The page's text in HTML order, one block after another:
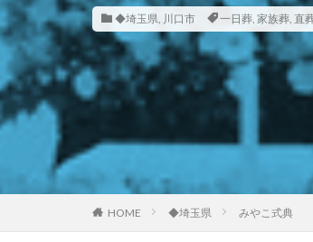
◆埼玉県, 川口市 一日葬, 家族葬, 直
HOME ◆埼玉県 みやこ式典